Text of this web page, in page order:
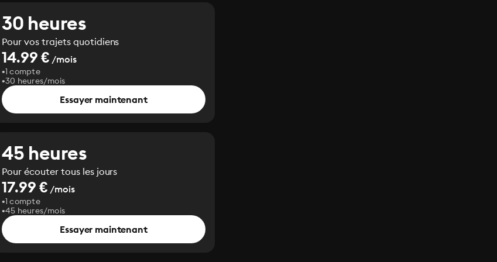
30 heures
Pour vos trajets quotidiens
14.99 € /mois
1 compte
30 heures/mois
Essayer maintenant
45 heures
Pour écouter tous les jours
17.99 € /mois
1 compte
45 heures/mois
Essayer maintenant